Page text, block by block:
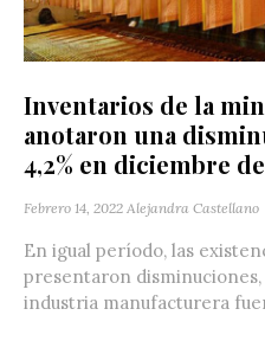
Inventarios de la
anotaron una
4,2% en diciembre
Febrero 14, 2022 Alejandra Castellano
En igual período, las
presentaron
industria manufacturera